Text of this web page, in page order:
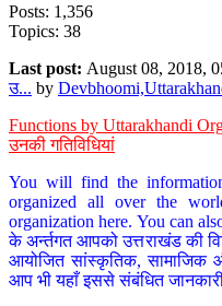
Posts: 1,356
Topics: 38
Last post: August 08, 2018,
उ... by
Functions by Uttarakhandi
उनकी गतिविधियां
You will find the
organized all over the
organization here. You can
के अर्न्तगत आपको उत्तराखंड की
आयोजित सांस्कृतिक, सामाजिक
आप भी यहाँ इससे संबंधित